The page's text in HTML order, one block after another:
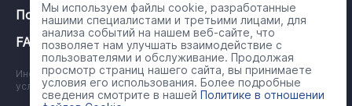
Политика конфиденциальности
FAQ
Информация на сайте носит справочный характер и ни при каких
условиях не является публичной офертой
Мы используем файлы cookie, разработанные
нашими специалистами и третьими лицами, для
анализа событий на нашем веб-сайте, что
позволяет нам улучшать взаимодействие с
пользователями и обслуживание. Продолжая
просмотр страниц нашего сайта, вы принимаете
условия его использования. Более подробные
сведения смотрите в нашей Политике в отношении